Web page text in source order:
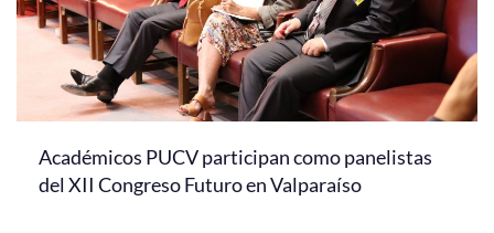
Académicos PUCV participan como panelistas
del XII Congreso Futuro en Valparaíso